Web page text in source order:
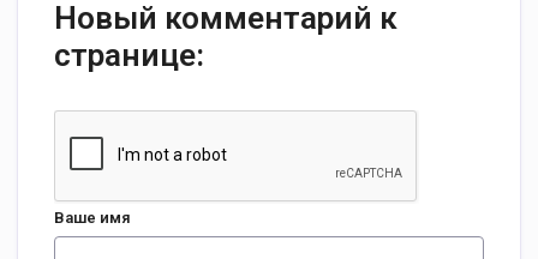
Новый комментарий к
странице:
Ваше имя